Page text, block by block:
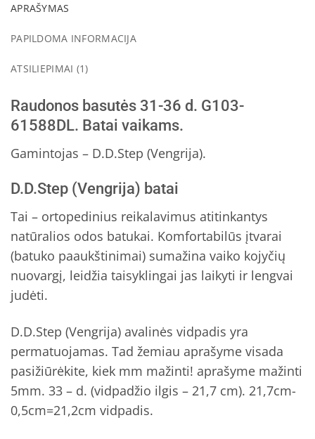
APRAŠYMAS
PAPILDOMA INFORMACIJA
ATSILIEPIMAI (1)
Raudonos basutės 31-36 d. G103-
61588DL. Batai vaikams.
Gamintojas – D.D.Step (Vengrija).
D.D.Step (Vengrija) batai
Tai – ortopedinius reikalavimus atitinkantys
natūralios odos batukai. Komfortabilūs įtvarai
(batuko paaukštinimai) sumažina vaiko kojyčių
nuovargį, leidžia taisyklingai jas laikyti ir lengvai
judėti.
D.D.Step (Vengrija) avalinės vidpadis yra
permatuojamas. Tad žemiau aprašyme visada
pasižiūrėkite, kiek mm mažinti! aprašyme mažinti
5mm. 33 – d. (vidpadžio ilgis – 21,7 cm). 21,7cm-
0,5cm=21,2cm vidpadis.